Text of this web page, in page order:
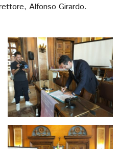
Alfonso Girardo.